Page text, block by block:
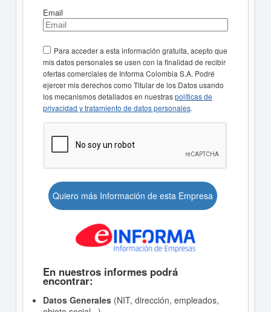
Email
Para acceder a esta información gratuita, acepto que
mis datos personales se usen con la finalidad de recibir
ofertas comerciales de Informa Colombia S.A. Podré
ejercer mis derechos como Titular de los Datos usando
los mecanismos detallados en nuestraspolíticas de
privacidad y tratamiento de datos personales.
Quiero más Información de esta Empresa
En nuestros informes podrá
encontrar:
Datos Generales(NIT, dirección, empleados,